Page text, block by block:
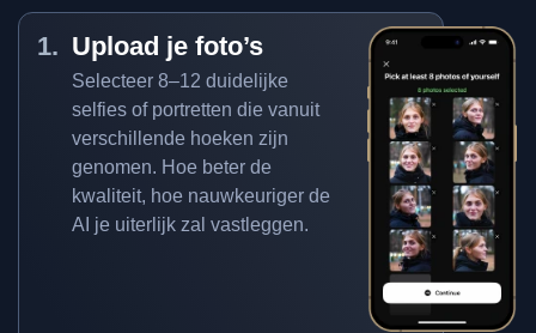
Upload je foto’s
Selecteer 8–12 duidelijke
selfies of portretten die vanuit
verschillende hoeken zijn
genomen. Hoe beter de
kwaliteit, hoe nauwkeuriger de
AI je uiterlijk zal vastleggen.